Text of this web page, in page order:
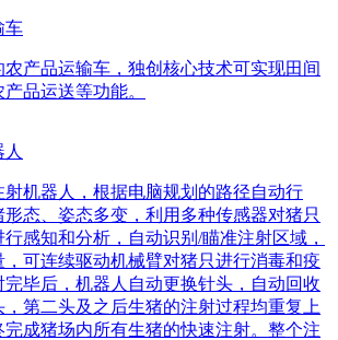
车
产品运输车，独创核心技术可实现田间
品运送等功能。
射机器人，根据电脑规划的路径自动行
态、姿态多变，利用多种传感器对猪只
感知和分析，自动识别/瞄准注射区域，
可连续驱动机械臂对猪只进行消毒和疫
毕后，机器人自动更换针头，自动回收
第二头及之后生猪的注射过程均重复上
成猪场内所有生猪的快速注射。整个注